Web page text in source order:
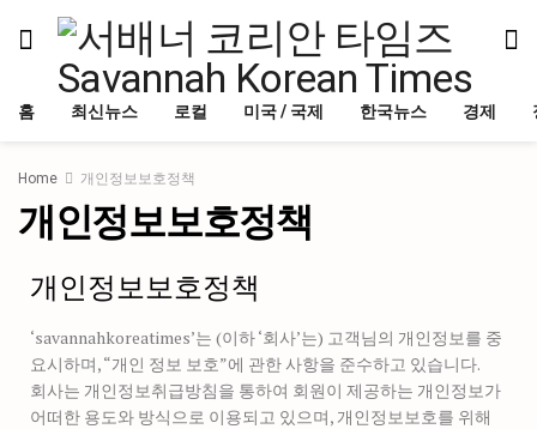
홈 최신뉴스 로컬 미국 / 국제 한국뉴스 경제
Home 개인정보보호정책
개인정보보호정책
개인정보보호정책
‘savannahkoreatimes’는 (이하 ‘회사’는) 고객님의 개인정보를 중
요시하며, “개인 정보 보호”에 관한 사항을 준수하고 있습니다.
회사는 개인정보취급방침을 통하여 회원이 제공하는 개인정보가
어떠한 용도와 방식으로 이용되고 있으며, 개인정보보호를 위해